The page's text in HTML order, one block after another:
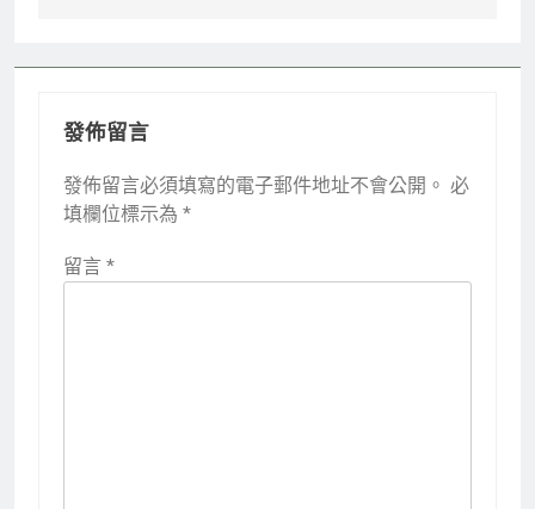
發佈留言
發佈留言必須填寫的電子郵件地址不會公開。 必
填欄位標示為 *
留言 *